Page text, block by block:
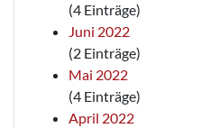
(4 Einträge)
Juni 2022
(2 Einträge)
Mai 2022
(4 Einträge)
April 2022